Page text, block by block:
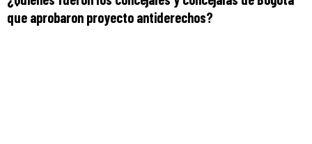
que aprobaron proyecto antiderechos?